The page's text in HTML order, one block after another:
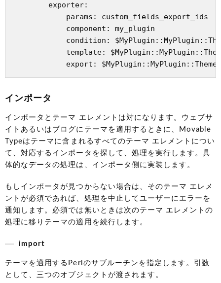
        exporter:
            params: custom_fields_export_ids
            component: my_plugin
condition:
template:
インポータ
インポータとテーマ エレメントは対になります。ウェブサ
イトあるいはブログにテーマを適用するときに、Movable
Typeはテーマに含まれるすべてのテーマ エレメントについ
て、対応するインポータを探して、処理を実行します。具
体的なデータの処理は、インポータ側に実装します。
もしインポータが見つからない場合は、そのテーマ エレメ
ントが必須であれば、処理を中止してユーザーにエラーを
通知します。必須では無いときは次のテーマ エレメントの
処理に移りテーマの適用を続行します。
import
テーマを適用するPerlのサブルーチンを指定します。引数
として、三つのオブジェクトが渡されます。